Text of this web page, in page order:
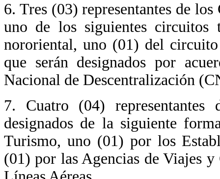
6. Tres (03) representantes de
uno de los siguientes
nororiental, uno (01) del
que serán designados por
Nacional de Descentralización
7. Cuatro (04)
designados de la siguiente
Turismo, uno (01) por los
(01) por las Agencias de Viajes